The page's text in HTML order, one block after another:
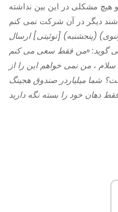
هیچ مشكلی در این بین نداشته
(پنجشنبه) [توئیتی] ارسال
گوید: «من فقط سعی می كنم
، من نمی خواهم این را از
شما میلیاردر صندوق هجینگ